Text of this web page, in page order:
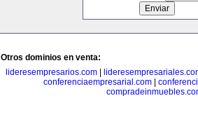
Otros dominios en venta:
lideresempresarios.com
conferenciaempresarial.com